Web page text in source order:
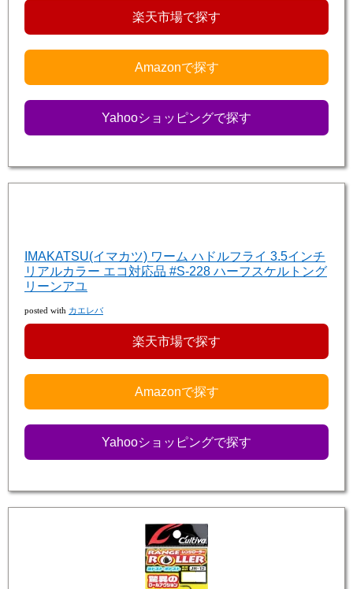
楽天市場で探す
Amazonで探す
Yahooショッピングで探す
IMAKATSU(イマカツ) ワーム ハドルフライ 3.5インチ
リアルカラー エコ対応品 #S-228 ハーフスケルトング
リーンアユ
posted with カエレバ
楽天市場で探す
Amazonで探す
Yahooショッピングで探す